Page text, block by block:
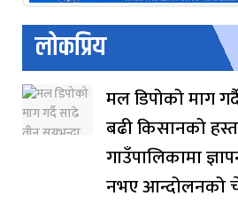
लोकप्रिय
मल डिपोको माग
बढी किसानको
गाउँपालिकामा
नभए आन्दोलनको